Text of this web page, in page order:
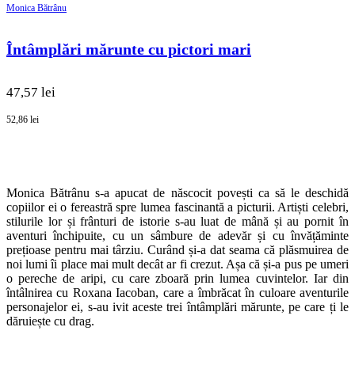
Monica Bătrânu
Întâmplări mărunte cu pictori mari
47,57 lei
52,86 lei
Monica Bătrânu s-a apucat de născocit povești ca să le deschidă
copiilor ei o fereastră spre lumea fascinantă a picturii. Artiști celebri,
stilurile lor și frânturi de istorie s-au luat de mână și au pornit în
aventuri închipuite, cu un sâmbure de adevăr și cu învățăminte
prețioase pentru mai târziu. Curând și-a dat seama că plăsmuirea de
noi lumi îi place mai mult decât ar fi crezut. Așa că și-a pus pe umeri
o pereche de aripi, cu care zboară prin lumea cuvintelor. Iar din
întâlnirea cu Roxana Iacoban, care a îmbrăcat în culoare aventurile
personajelor ei, s-au ivit aceste trei întâmplări mărunte, pe care ți le
dăruiește cu drag.